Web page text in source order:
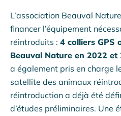
L’association Beauval
financer l’équipement
réintroduits : 4 colliers GPS
Beauval Nature en 2022 et
a également pris en charge
satellite des animaux
réintroduction a déjà été
d’études préliminaires. Une